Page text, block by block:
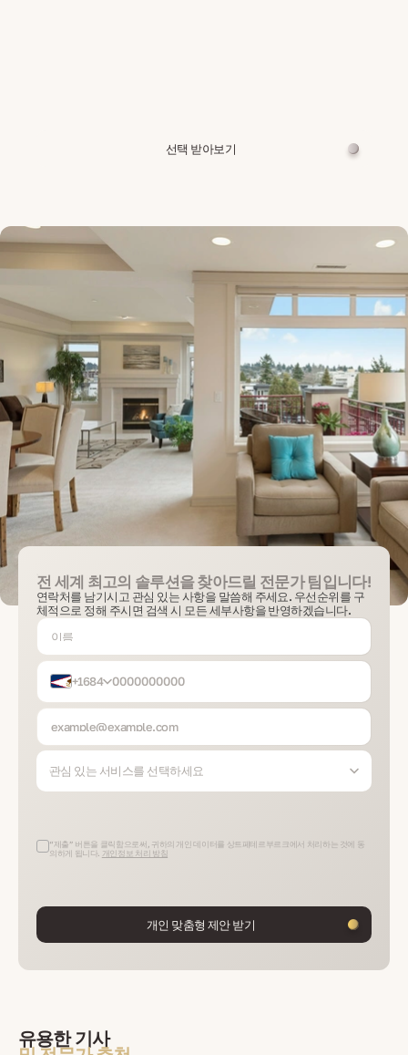
선택 받아보기
전 세계 최고의 솔루션을 찾아드릴 전문가 팀입니다!
연락처를 남기시고 관심 있는 사항을 말씀해 주세요. 우선순위를 구
체적으로 정해 주시면 검색 시 모든 세부사항을 반영하겠습니다.
+1684
관심 있는 서비스를 선택하세요
“제출” 버튼을 클릭함으로써, 귀하의 개인 데이터를 상트페테르부르크에서 처리하는 것에 동
의하게 됩니다. 개인정보 처리 방침
개인 맞춤형 제안 받기
유용한 기사